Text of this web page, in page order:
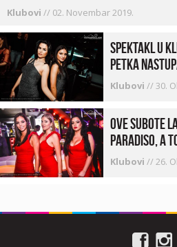
Klubovi // 02. Novembar 2019.
Spektakl u
petka
Klubovi //30.
Ove subote
Paradiso, a
Klubovi //26.